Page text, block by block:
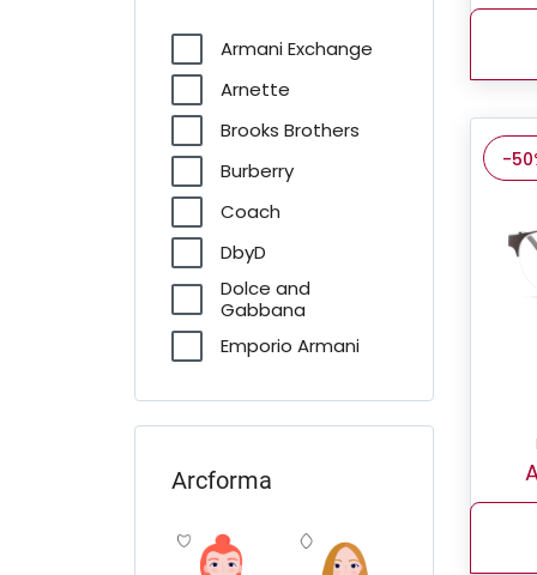
Armani Exchange
Arnette
Brooks Brothers
Burberry
Coach
DbyD
Dolce and
Gabbana
Emporio Armani
Furla
Jimmy Choo
Arcforma
-